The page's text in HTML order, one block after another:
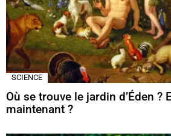
SCIENCE
Où se trouve le jardin d’Éden ?
maintenant ?